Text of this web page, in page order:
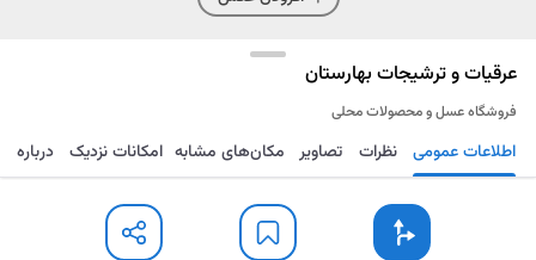
عرقیات و ترشیجات بهارستان
فروشگاه عسل و محصولات محلی
مسیریابی ذخیره ارسال اطلاعات عمومی نظرات تصاویر مکان‌های مشابه امکانات نزدیک درباره